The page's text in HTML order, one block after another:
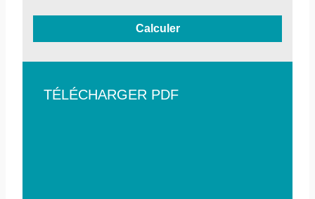
Calculer
TÉLÉCHARGER PDF